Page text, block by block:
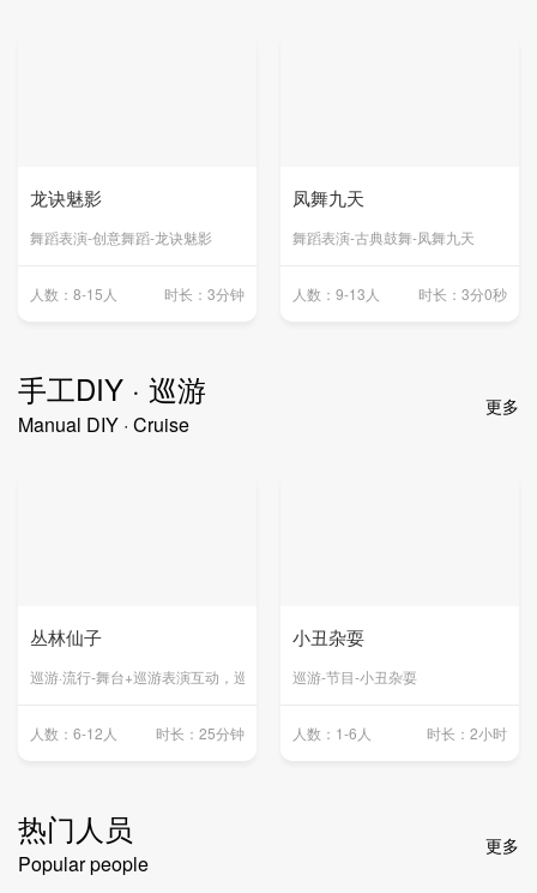
龙诀魅影
舞蹈表演-创意舞蹈-龙诀魅影
人数：8-15人 时长：3分钟
凤舞九天
舞蹈表演-古典鼓舞-凤舞九天
人数：9-13人 时长：3分0秒
手工DIY · 巡游
Manual DIY · Cruise
更多
丛林仙子
巡游·流行-舞台+巡游表演互动，巡游仙子
人数：6-12人 时长：25分钟
小丑杂耍
巡游-节目-小丑杂耍
人数：1-6人 时长：2小时
热门人员
Popular people
更多